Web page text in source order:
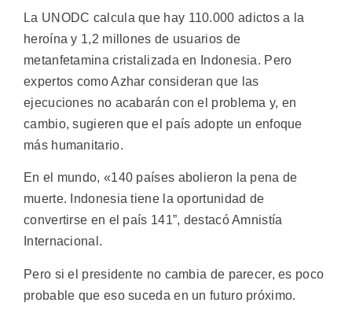
La UNODC calcula que hay 110.000 adictos a la
heroína y 1,2 millones de usuarios de
metanfetamina cristalizada en Indonesia. Pero
expertos como Azhar consideran que las
ejecuciones no acabarán con el problema y, en
cambio, sugieren que el país adopte un enfoque
más humanitario.
En el mundo, «140 países abolieron la pena de
muerte. Indonesia tiene la oportunidad de
convertirse en el país 141”, destacó Amnistía
Internacional.
Pero si el presidente no cambia de parecer, es poco
probable que eso suceda en un futuro próximo.